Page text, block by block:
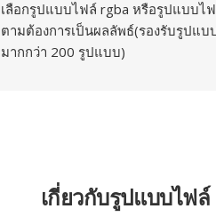
เลือกรูปแบบไฟล์ rgba หรือรูปแบบไ
ตามต้องการเป็นผลลัพธ์(รองรับรูปแบ
มากกว่า 200 รูปแบบ)
เกี่ยวกับรูปแบบไฟล์